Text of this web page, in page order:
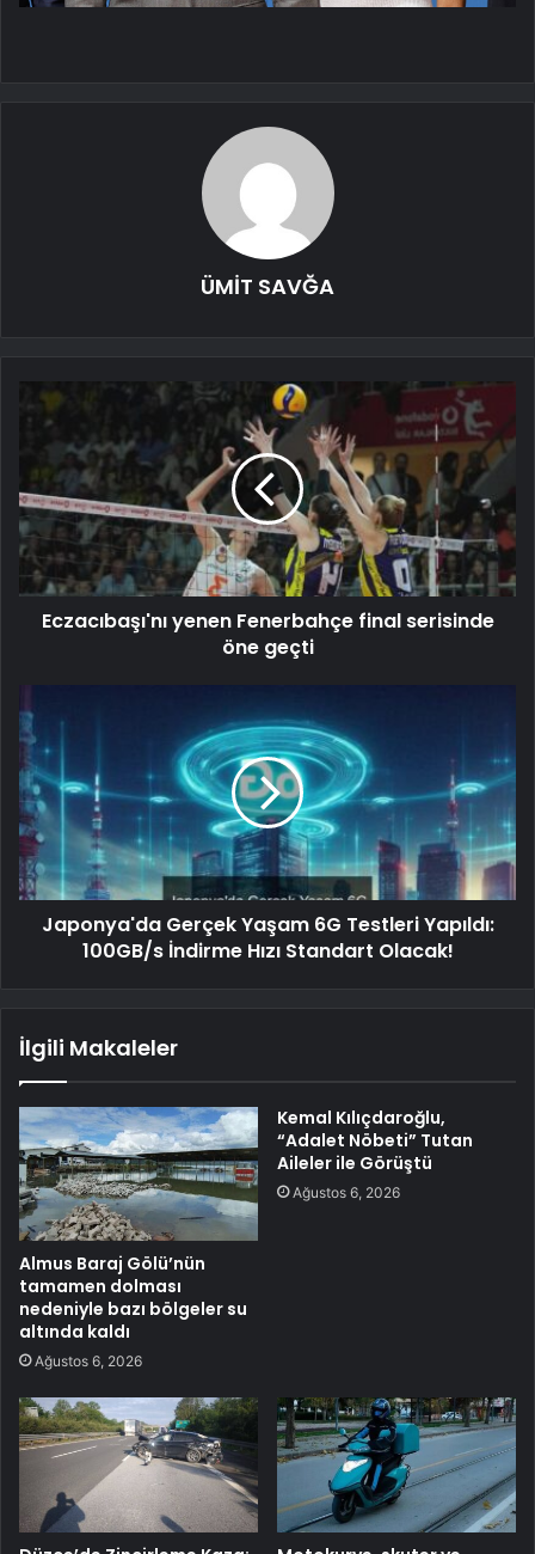
ÜMİT SAVĞA
Eczacıbaşı'nı yenen Fenerbahçe final serisinde
öne geçti
Japonya'da Gerçek Yaşam 6G Testleri Yapıldı:
100GB/s İndirme Hızı Standart Olacak!
İlgili Makaleler
Almus Baraj Gölü’nün
tamamen dolması
nedeniyle bazı bölgeler su
altında kaldı
Ağustos 6, 2026
Kemal Kılıçdaroğlu,
“Adalet Nöbeti” Tutan
Aileler ile Görüştü
Ağustos 6, 2026